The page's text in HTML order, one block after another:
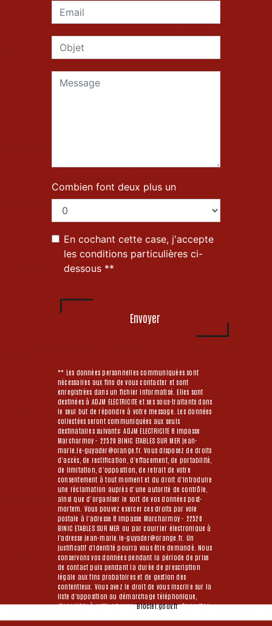
Combien font deux plus un
En cochant cette case, j'accepte
les conditions particulières ci-
dessous **
Envoyer
** Les données personnelles communiquées sont
nécessaires aux fins de vous contacter et sont
enregistrées dans un fichier informatisé. Elles sont
destinées à ADJM ELECTRICITE et ses sous-traitants dans
le seul but de répondre à votre message. Les données
collectées seront communiquées aux seuls
destinataires suivants: ADJM ELECTRICITE 8 impasse
Marcharmoy - 22520 BINIC ETABLES SUR MER jean-
marie.le-guyader@orange.fr. Vous disposez de droits
d’accès, de rectification, d’effacement, de portabilité,
de limitation, d’opposition, de retrait de votre
consentement à tout moment et du droit d’introduire
une réclamation auprès d’une autorité de contrôle,
ainsi que d’organiser le sort de vos données post-
mortem. Vous pouvez exercer ces droits par voie
postale à l'adresse 8 impasse Marcharmoy - 22520
BINIC ETABLES SUR MER ou par courrier électronique à
l'adresse jean-marie.le-guyader@orange.fr. Un
justificatif d'identité pourra vous être demandé. Nous
conservons vos données pendant la période de prise
de contact puis pendant la durée de prescription
légale aux fins probatoires et de gestion des
contentieux. Vous avez le droit de vous inscrire sur la
liste d'opposition au démarchage téléphonique,
disponible à cette adresse:Bloctel.gouv.fr. Consultez